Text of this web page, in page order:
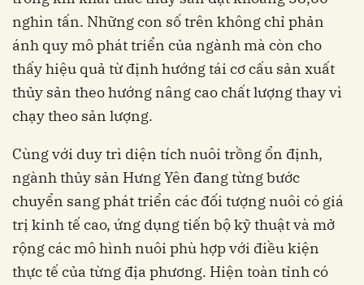
nghìn tấn. Những con số trên không chỉ phản
ánh quy mô phát triển của ngành mà còn cho
thấy hiệu quả từ định hướng tái cơ cấu sản xuất
thủy sản theo hướng nâng cao chất lượng thay vì
chạy theo sản lượng.
Cùng với duy trì diện tích nuôi trồng ổn định,
ngành thủy sản Hưng Yên đang từng bước
chuyển sang phát triển các đối tượng nuôi có giá
trị kinh tế cao, ứng dụng tiến bộ kỹ thuật và mở
rộng các mô hình nuôi phù hợp với điều kiện
thực tế của từng địa phương. Hiện toàn tỉnh có